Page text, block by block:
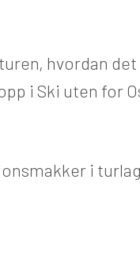
hvordan
i Ski uten for
i